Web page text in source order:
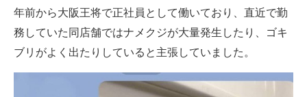
年前から大阪王将で正社員として働いており、直近で勤
務していた同店舗ではナメクジが大量発生したり、ゴキ
ブリがよく出たりしていると主張していました。